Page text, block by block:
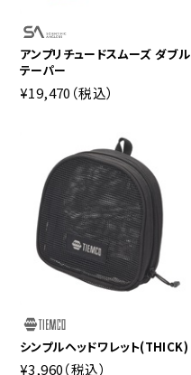
アンプリチュードスムーズ ダブル
テーパー
¥19,470 （税込）
シンプルヘッドワレット(THICK)
¥3,960（税込）